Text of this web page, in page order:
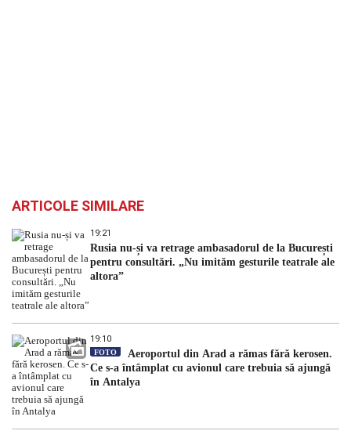
ARTICOLE SIMILARE
19:21
Rusia nu-și va retrage ambasadorul de la București
pentru consultări. „Nu imităm gesturile teatrale ale
altora”
19:10
FOTO
Aeroportul din Arad a rămas fără kerosen.
Ce s-a întâmplat cu avionul care trebuia să ajungă
în Antalya